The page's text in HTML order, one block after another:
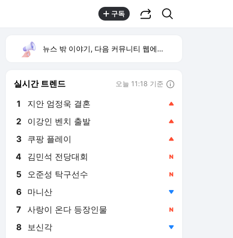
구독
뉴스 밖 이야기, 다음 커뮤니티 웹에서 보기
실시간 트렌드 오늘 11:18 기준
1 지안 엄정욱 결혼
2 이강인 벤치 출발
3 쿠팡 플레이
4 김민석 전당대회
5 오준성 탁구선수
6 마니산
7 사랑이 온다 등장인물
8 보신각